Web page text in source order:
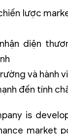
lược
diện
và hành
đến tính
is
market